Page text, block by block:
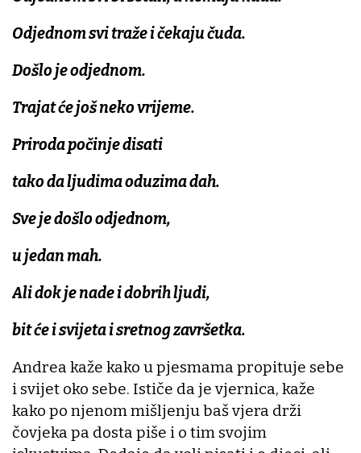
Odjednom svi traže i čekaju čuda.
Došlo je odjednom.
Trajat će još neko vrijeme.
Priroda počinje disati
tako da ljudima oduzima dah.
Sve je došlo odjednom,
u jedan mah.
Ali dok je nade i dobrih ljudi,
bit će i svijeta i sretnog završetka.
Andrea kaže kako u pjesmama propituje sebe
i svijet oko sebe. Ističe da je vjernica, kaže
kako po njenom mišljenju baš vjera drži
čovjeka pa dosta piše i o tim svojim